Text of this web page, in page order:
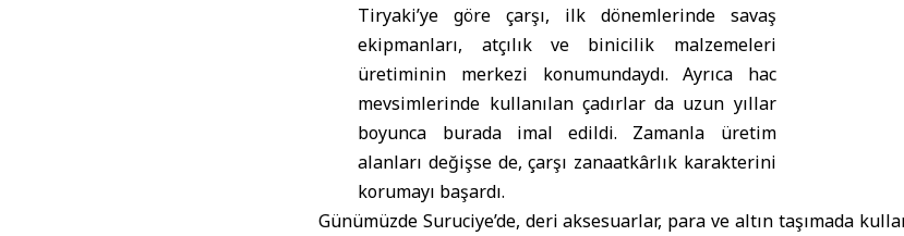
Tiryaki’ye göre çarşı, ilk dönemlerinde savaş
ekipmanları, atçılık ve binicilik malzemeleri
üretiminin merkezi konumundaydı. Ayrıca hac
mevsimlerinde kullanılan çadırlar da uzun yıllar
boyunca burada imal edildi. Zamanla üretim
alanları değişse de, çarşı zanaatkârlık karakterini
korumayı başardı.
Günümüzde Suruciye’de, deri aksesuarlar, para ve altın taşımada